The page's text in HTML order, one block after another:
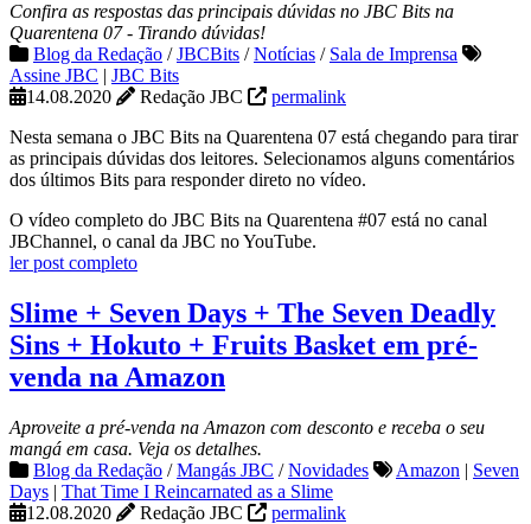
Confira as respostas das principais dúvidas no JBC Bits na
Quarentena 07 - Tirando dúvidas!
Blog da Redação /JBCBits /Notícias / Sala de Imprensa
Assine JBC | JBC Bits
14.08.2020
Redação JBC
permalink
Nesta semana o JBC Bits na Quarentena 07 está chegando para tirar
as principais dúvidas dos leitores. Selecionamos alguns comentários
dos últimos Bits para responder direto no vídeo.
O vídeo completo do JBC Bits na Quarentena #07 está no canal
JBChannel, o canal da JBC no YouTube.
ler post completo
Slime + Seven Days + The Seven Deadly
Sins + Hokuto + Fruits Basket em pré-
venda na Amazon
Aproveite a pré-venda na Amazon com desconto e receba o seu
mangá em casa. Veja os detalhes.
Blog da Redação /Mangás JBC /Novidades Amazon | Seven
Days | That Time I Reincarnated as a Slime
12.08.2020
Redação JBC permalink